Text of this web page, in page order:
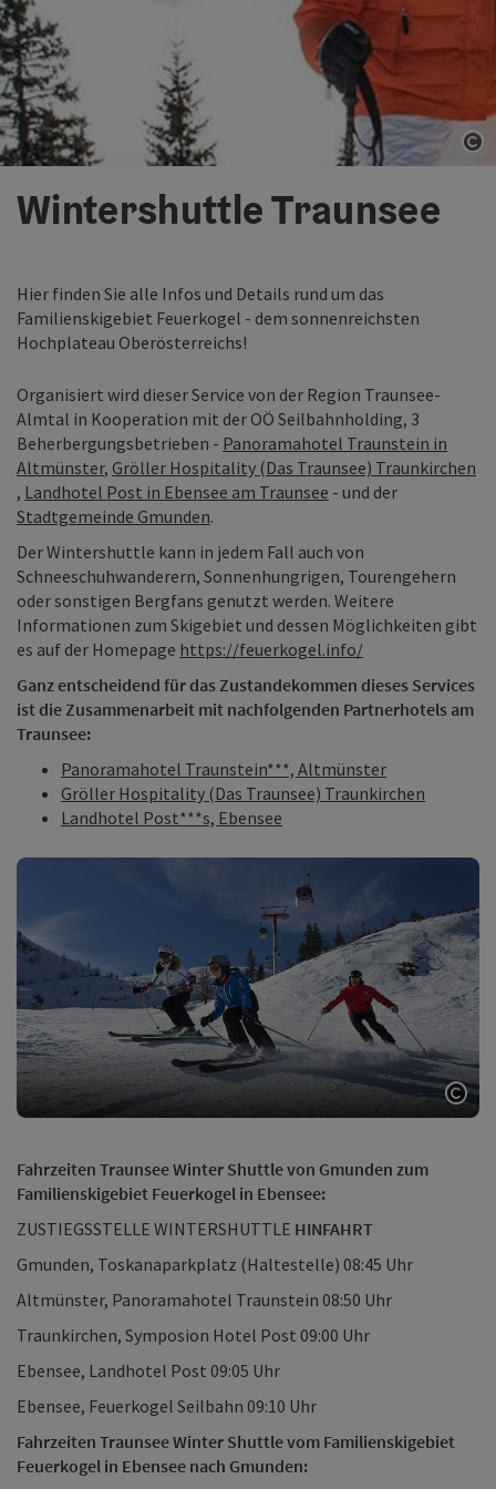
Wintershuttle Traunsee
Hier finden Sie alle Infos und Details rund um das
Familienskigebiet Feuerkogel - dem sonnenreichsten
Hochplateau Oberösterreichs!
Organisiert wird dieser Service von der Region Traunsee-
Almtal in Kooperation mit der OÖ Seilbahnholding, 3
Beherbergungsbetrieben - Panoramahotel Traunstein in
Altmünster, Gröller Hospitality (Das Traunsee) Traunkirchen
, Landhotel Post in Ebensee am Traunsee - und der
Stadtgemeinde Gmunden.
Der Wintershuttle kann in jedem Fall auch von
Schneeschuhwanderern, Sonnenhungrigen, Tourengehern
oder sonstigen Bergfans genutzt werden. Weitere
Informationen zum Skigebiet und dessen Möglichkeiten gibt
es auf der Homepage https://feuerkogel.info/
Ganz entscheidend für das Zustandekommen dieses Services
ist die Zusammenarbeit mit nachfolgenden Partnerhotels am
Traunsee:
Panoramahotel Traunstein***, Altmünster
Gröller Hospitality (Das Traunsee) Traunkirchen
Landhotel Post***s, Ebensee
Fahrzeiten Traunsee Winter Shuttle von Gmunden zum
Familienskigebiet Feuerkogel in Ebensee:
ZUSTIEGSSTELLE WINTERSHUTTLE HINFAHRT
Gmunden, Toskanaparkplatz (Haltestelle) 08:45 Uhr
Altmünster, Panoramahotel Traunstein 08:50 Uhr
Traunkirchen, Symposion Hotel Post 09:00 Uhr
Ebensee, Landhotel Post 09:05 Uhr
Ebensee, Feuerkogel Seilbahn 09:10 Uhr
Fahrzeiten Traunsee Winter Shuttle vom Familienskigebiet
Feuerkogel in Ebensee nach Gmunden: